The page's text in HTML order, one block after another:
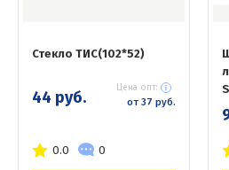
Стекло ТИС(102*52)
44 руб. Цена опт:
от 37 руб.
0.0 0